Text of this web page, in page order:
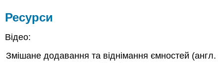
Ресурси
Відео:
Змішане додавання та віднімання ємностей (англ.